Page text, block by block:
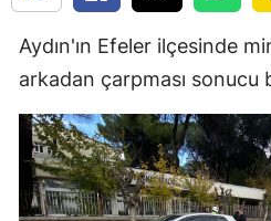
Aydın'ın Efeler ilçesinde
arkadan çarpması sonucu